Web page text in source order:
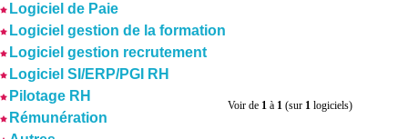
Logiciel de Paie
Logiciel gestion de la formation
Logiciel gestion recrutement
Logiciel SI/ERP/PGI RH
Pilotage RH
Rémunération
Voir de 1 à 1 (sur 1 logiciels)